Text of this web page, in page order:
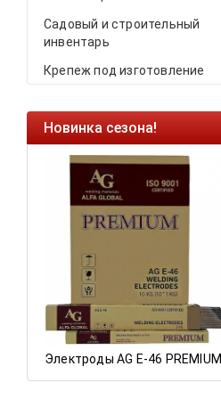
Садовый и строительный
инвентарь
Крепеж под изготовление
Новинка сезона!
Электроды AG E-46 PREMIUM